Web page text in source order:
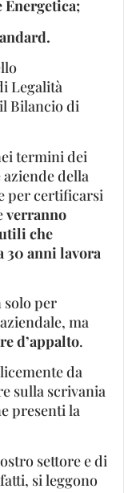
Energetica;
Legalità
Bilancio di
termini dei
della
per certificarsi
verranno
che
30 anni lavora
solo per
ma
d’appalto.
da
sulla scrivania
presenti la
settore e di
si leggono